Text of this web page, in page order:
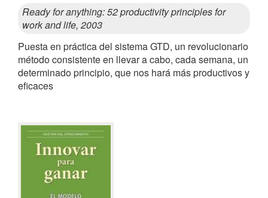
Ready for anything: 52 productivity principles for
work and life, 2003
Puesta en práctica del sistema GTD, un revolucionario
método consistente en llevar a cabo, cada semana, un
determinado principio, que nos hará más productivos y
eficaces